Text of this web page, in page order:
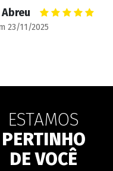
23/11/2025
ESTAMOS
PERTINHO
DE VOCÊ